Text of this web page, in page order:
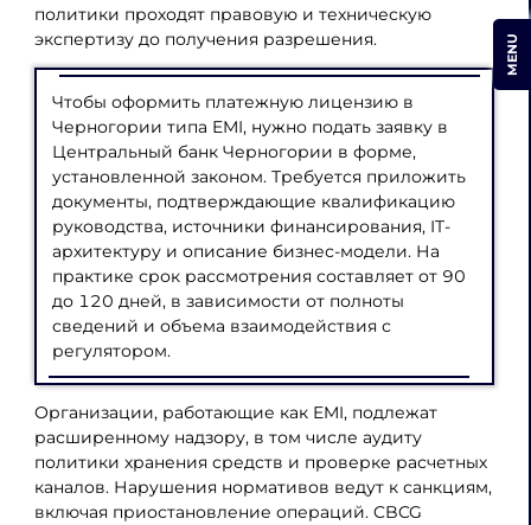
политики проходят правовую и техническую
экспертизу до получения разрешения.
Чтобы оформить платежную лицензию в
Черногории типа EMI, нужно подать заявку в
Центральный банк Черногории в форме,
установленной законом. Требуется приложить
документы, подтверждающие квалификацию
руководства, источники финансирования, IT-
архитектуру и описание бизнес-модели. На
практике срок рассмотрения составляет от 90
до 120 дней, в зависимости от полноты
сведений и объема взаимодействия с
регулятором.
Организации, работающие как EMI, подлежат
расширенному надзору, в том числе аудиту
политики хранения средств и проверке расчетных
каналов. Нарушения нормативов ведут к санкциям,
включая приостановление операций. CBCG
MENU